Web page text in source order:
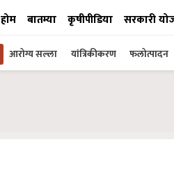
होम बातम्या कृषीपीडिया सरकारी
आरोग्य सल्ला यांत्रिकीकरण फलोत्पादन